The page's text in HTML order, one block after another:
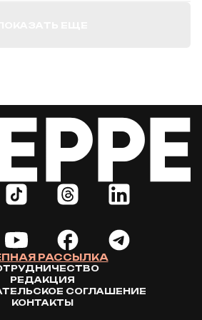
РАССЫЛКА
РЕДАКЦИЯ
СОГЛАШЕНИЕ
КОНТАКТЫ